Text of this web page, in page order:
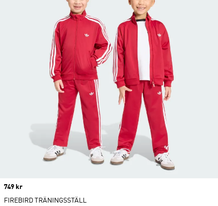
Price
749 kr
FIREBIRD TRÄNINGSSTÄLL